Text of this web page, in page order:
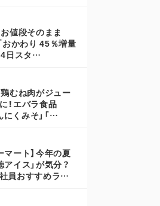
お値段そのまま
おかわり 45％増量
4日スタ…
鶏むね肉がジュー
！エバラ食品
にくみそ」「…
マート】今年の夏
アイス」が気分？
員おすすめラ…